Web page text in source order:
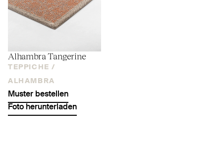
Alhambra Tangerine
TEPPICHE /
ALHAMBRA
Muster bestellen
Foto herunterladen